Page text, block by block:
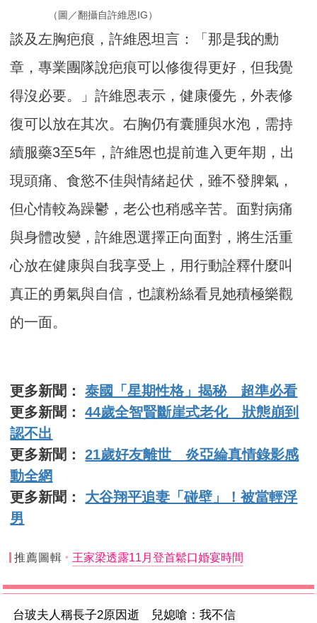
（圖／翻攝自許維恩IG）
談及左胸疤痕，許維恩坦言：「那是我的勳
章，專業團隊說疤痕可以修復得更好，但我覺
得沒必要。」許維恩表示，健康優先，外表修
復可以放在其次。右胸仍有囊腫與水泡，需持
續服藥3至5年，許維恩也提前進入更年期，出
現頭痛、食慾不佳與情緒起伏，雖不發脾氣，
但心情較為躁鬱，老公也稍感辛苦。面對病痛
與身體改變，許維恩選擇正向面對，將生活重
心放在健康與自我享受上，用行動詮釋什麼叫
真正的勇氣與自信，也讓粉絲看見她積極樂觀
的一面。
更多新聞：泰國「星期性格」揭秘 超準必看
更多新聞：44歲全智賢斷崖式老化 狀態崩到
認不出
更多新聞：21歲好友離世 炎亞綸真情錄影感
動全網
更多新聞： 大谷翔平追妻「碰壁」！被當輕浮
男
推薦圖輯 王家梁透露11月登首鬆口婚宴時間
台玻夫人稱長子2原因逝 兒媳嗆：我不信